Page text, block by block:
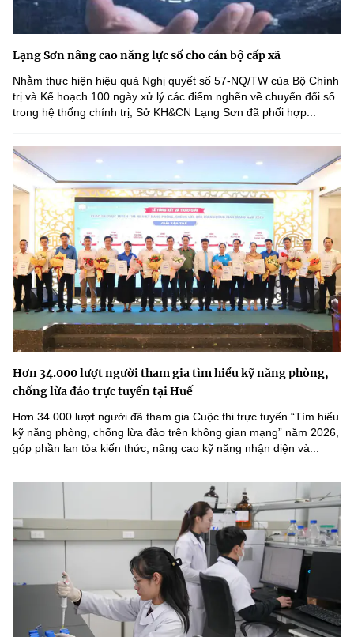
Lạng Sơn nâng cao năng lực số cho cán bộ cấp xã
Nhằm thực hiện hiệu quả Nghị quyết số 57-NQ/TW của Bộ Chính
trị và Kế hoạch 100 ngày xử lý các điểm nghẽn về chuyển đổi số
trong hệ thống chính trị, Sở KH&CN Lạng Sơn đã phối hợp...
Hơn 34.000 lượt người tham gia tìm hiểu kỹ năng phòng,
chống lừa đảo trực tuyến tại Huế
Hơn 34.000 lượt người đã tham gia Cuộc thi trực tuyến “Tìm hiểu
kỹ năng phòng, chống lừa đảo trên không gian mạng” năm 2026,
góp phần lan tỏa kiến thức, nâng cao kỹ năng nhận diện và...